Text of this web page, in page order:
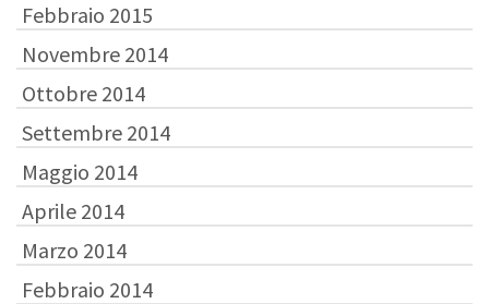
Febbraio 2015
Novembre 2014
Ottobre 2014
Settembre 2014
Maggio 2014
Aprile 2014
Marzo 2014
Febbraio 2014